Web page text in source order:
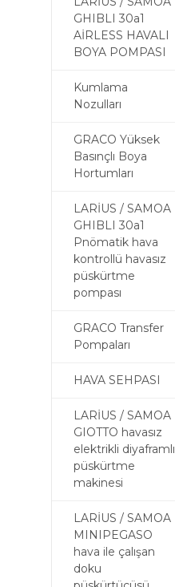
GHIBLI 30a1
AİRLESS HAVALI
BOYA POMPASI
Kumlama
Nozulları
GRACO Yüksek
Basınçlı Boya
Hortumları
LARİUS / SAMOA
GHIBLI 30a1
Pnömatik hava
kontrollü havasız
püskürtme
pompası
GRACO Transfer
Pompaları
HAVA SEHPASI
LARİUS / SAMOA
GIOTTO havasız
elektrikli diyaframlı
püskürtme
makinesi
LARİUS / SAMOA
MINIPEGASO
hava ile çalışan
doku